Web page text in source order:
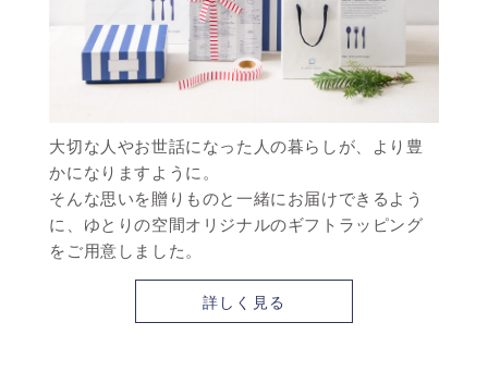
大切な人やお世話になった人の暮らしが、より豊
かになりますように。
そんな思いを贈りものと一緒にお届けできるよう
に、ゆとりの空間オリジナルのギフトラッピング
をご用意しました。
詳しく見る